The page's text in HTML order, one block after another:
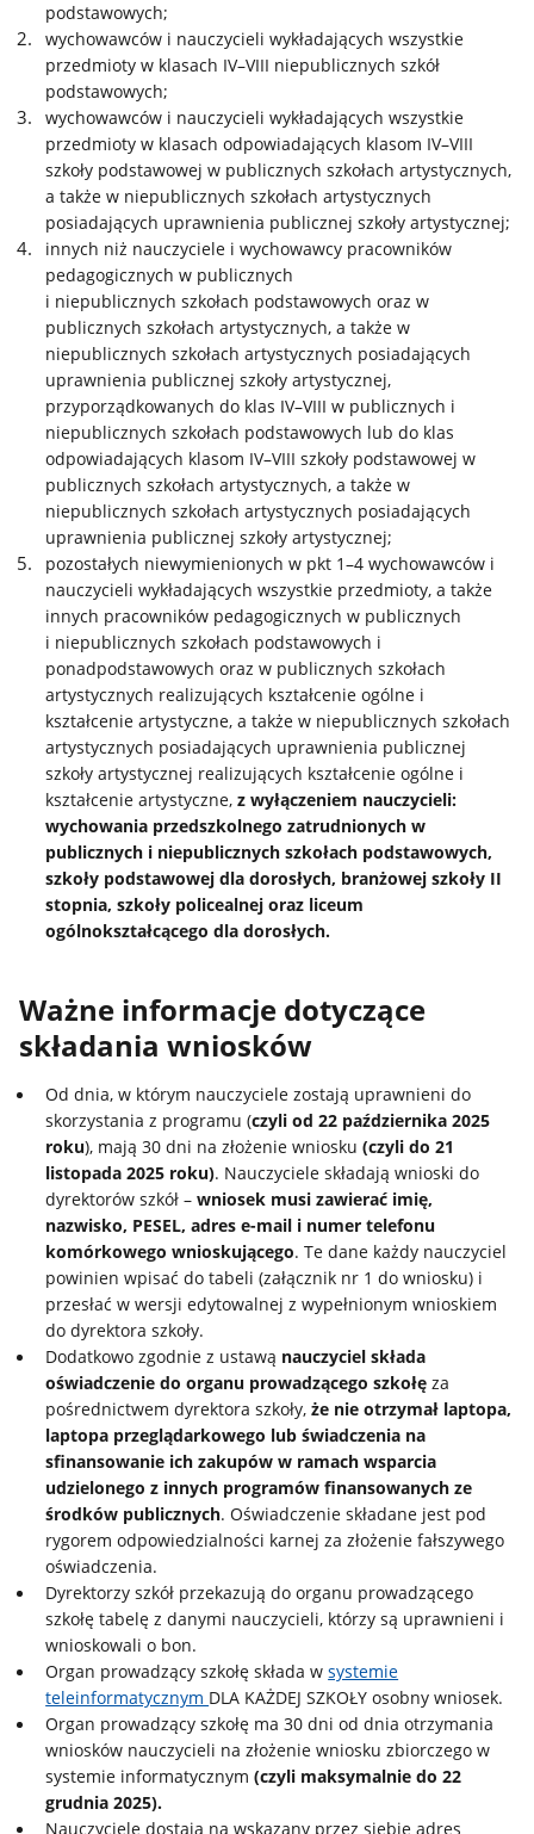
podstawowych;
wychowawców i nauczycieli wykładających wszystkie
przedmioty w klasach IV–VIII niepublicznych szkół
podstawowych;
wychowawców i nauczycieli wykładających wszystkie
przedmioty w klasach odpowiadających klasom IV–VIII
szkoły podstawowej w publicznych szkołach artystycznych,
a także w niepublicznych szkołach artystycznych
posiadających uprawnienia publicznej szkoły artystycznej;
innych niż nauczyciele i wychowawcy pracowników
pedagogicznych w publicznych
i niepublicznych szkołach podstawowych oraz w
publicznych szkołach artystycznych, a także w
niepublicznych szkołach artystycznych posiadających
uprawnienia publicznej szkoły artystycznej,
przyporządkowanych do klas IV–VIII w publicznych i
niepublicznych szkołach podstawowych lub do klas
odpowiadających klasom IV–VIII szkoły podstawowej w
publicznych szkołach artystycznych, a także w
niepublicznych szkołach artystycznych posiadających
uprawnienia publicznej szkoły artystycznej;
pozostałych niewymienionych w pkt 1–4 wychowawców i
nauczycieli wykładających wszystkie przedmioty, a także
innych pracowników pedagogicznych w publicznych
i niepublicznych szkołach podstawowych i
ponadpodstawowych oraz w publicznych szkołach
artystycznych realizujących kształcenie ogólne i
kształcenie artystyczne, a także w niepublicznych szkołach
artystycznych posiadających uprawnienia publicznej
szkoły artystycznej realizujących kształcenie ogólne i
kształcenie artystyczne,z wyłączeniem nauczycieli:
wychowania przedszkolnego zatrudnionych w
publicznych i niepublicznych szkołach podstawowych,
szkoły podstawowej dla dorosłych, branżowej szkoły II
stopnia, szkoły policealnej oraz liceum
ogólnokształcącego dla dorosłych.
Ważne informacje dotyczące
składania wniosków
Od dnia, w którym nauczyciele zostają uprawnieni do
skorzystania z programu (czyli od 22 października 2025
roku), mają 30 dni na złożenie wniosku(czyli do 21
listopada 2025 roku). Nauczyciele składają wnioski do
dyrektorów szkół –wniosek musi zawierać imię,
nazwisko, PESEL, adres e-mail i numer telefonu
komórkowego wnioskującego. Te dane każdy nauczyciel
powinien wpisać do tabeli (załącznik nr 1 do wniosku) i
przesłać w wersji edytowalnej z wypełnionym wnioskiem
do dyrektora szkoły.
Dodatkowo zgodnie z ustawą nauczyciel składa
oświadczenie do organu prowadzącego szkołę za
pośrednictwem dyrektora szkoły,że nie otrzymał laptopa,
laptopa przeglądarkowego lub świadczenia na
sfinansowanie ich zakupów w ramach wsparcia
udzielonego z innych programów finansowanych ze
środków publicznych. Oświadczenie składane jest pod
rygorem odpowiedzialności karnej za złożenie fałszywego
oświadczenia.
Dyrektorzy szkół przekazują do organu prowadzącego
szkołę tabelę z danymi nauczycieli, którzy są uprawnieni i
wnioskowali o bon.
Organ prowadzący szkołę składa wsystemie
teleinformatycznym DLA KAŻDEJ SZKOŁY osobny wniosek.
Organ prowadzący szkołę ma 30 dni od dnia otrzymania
wniosków nauczycieli na złożenie wniosku zbiorczego w
systemie informatycznym(czyli maksymalnie do 22
grudnia 2025).
Nauczyciele dostają na wskazany przez siebie adres